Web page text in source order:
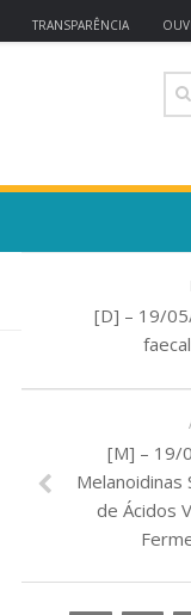
TRANSPARÊNCIA
[D] – 19/
[M] – 19/
Melanoidinas
de Ácidos